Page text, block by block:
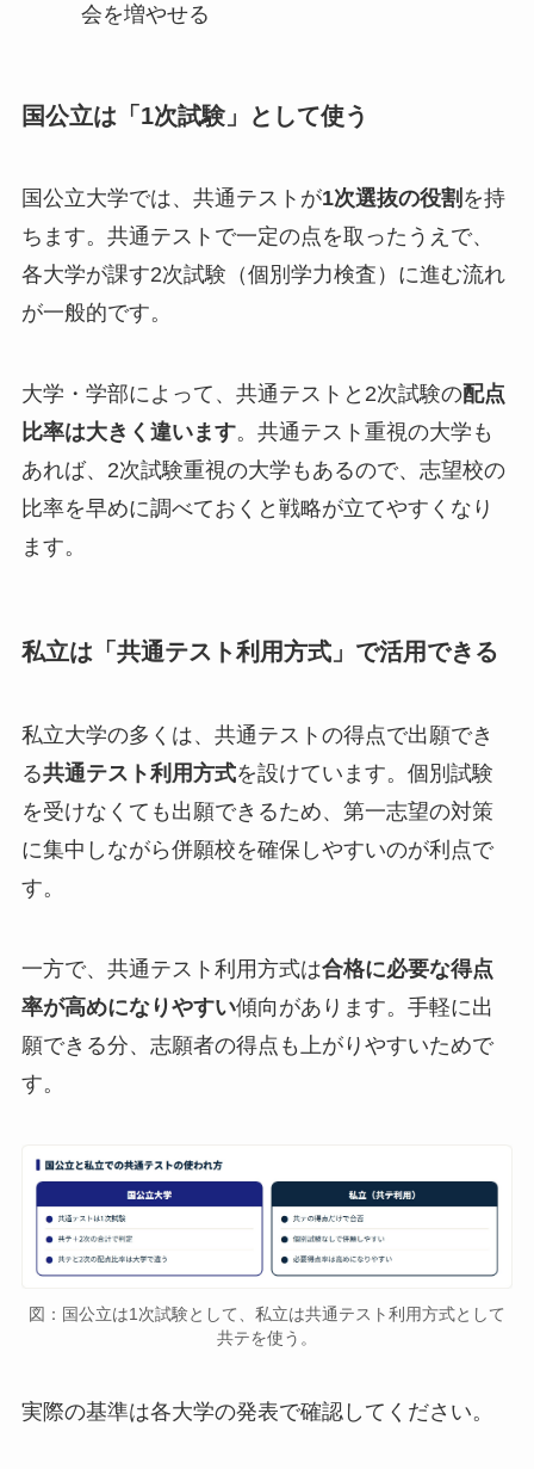
会を増やせる
国公立は「1次試験」として使う
国公立大学では、共通テストが1次選抜の役割 を持
ちます。共通テストで一定の点を取ったうえで、
各大学が課す2次試験（個別学力検査）に進む流れ
が一般的です。
大学・学部によって、共通テストと2次試験の配点
比率は大きく違います。共通テスト重視の大学も
あれば、2次試験重視の大学もあるので、志望校の
比率を早めに調べておくと戦略が立てやすくなり
ます。
私立は「共通テスト利用方式」で活用できる
私立大学の多くは、共通テストの得点で出願でき
る共通テスト利用方式を設けています。個別試験
を受けなくても出願できるため、第一志望の対策
に集中しながら併願校を確保しやすいのが利点で
す。
一方で、共通テスト利用方式は合格に必要な得点
率が高めになりやすい傾向があります。手軽に出
願できる分、志願者の得点も上がりやすいためで
す。
図：国公立は1次試験として、私立は共通テスト利用方式として
共テを使う。
実際の基準は各大学の発表で確認してください。